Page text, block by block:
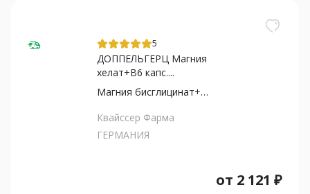
5
ДОППЕЛЬГЕРЦ Магния
хелат+В6 капс....
Магния бисглицинат+Пирид...
Квайссер Фарма
ГЕРМАНИЯ
от 2 121 ₽